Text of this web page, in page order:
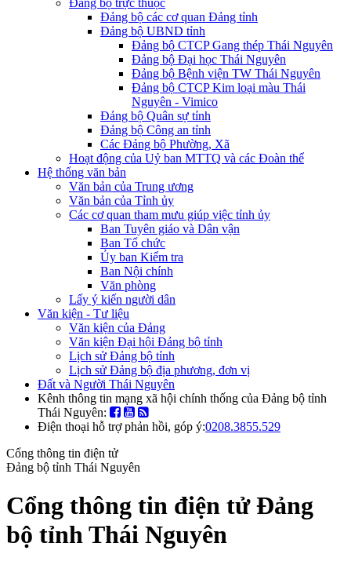
Đảng bộ các cơ quan Đảng tỉnh
Đảng bộ UBND tỉnh
Đảng bộ CTCP Gang thép Thái Nguyên
Đảng bộ Đại học Thái Nguyên
Đảng bộ Bệnh viện TW Thái Nguyên
Đảng bộ CTCP Kim loại màu Thái
Nguyên - Vimico
Đảng bộ Quân sự tỉnh
Đảng bộ Công an tỉnh
Các Đảng bộ Phường, Xã
Hoạt động của Uỷ ban MTTQ và các Đoàn thể
Hệ thống văn bản
Văn bản của Trung ương
Văn bản của Tỉnh ủy
Các cơ quan tham mưu giúp việc tỉnh ủy
Ban Tuyên giáo và Dân vận
Ban Tổ chức
Ủy ban Kiểm tra
Ban Nội chính
Văn phòng
Lấy ý kiến người dân
Văn kiện - Tư liệu
Văn kiện của Đảng
Văn kiện Đại hội Đảng bộ tỉnh
Lịch sử Đảng bộ tỉnh
Lịch sử Đảng bộ địa phương, đơn vị
Đất và Người Thái Nguyên
Kênh thông tin mạng xã hội chính thống của Đảng bộ tỉnh
Thái Nguyên:
Điện thoại hỗ trợ phản hồi, góp ý:0208.3855.529
Cổng thông tin điện tử
Đảng bộ tỉnh Thái Nguyên
Cổng thông tin điện tử Đảng
bộ tỉnh Thái Nguyên